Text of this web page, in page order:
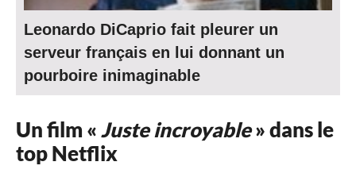
Leonardo DiCaprio fait pleurer un
serveur français en lui donnant un
pourboire inimaginable
Un film « Juste incroyable» dans le
top Netflix